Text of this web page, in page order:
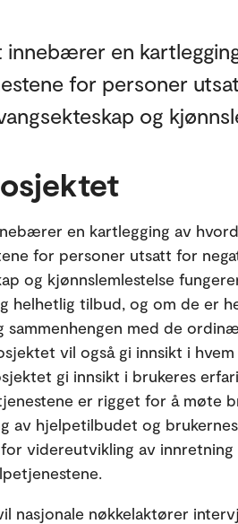
innebærer en
for personer
og
en kartlegging av
for personer utsatt for
og kjønnslemlestelse
helhetlig tilbud, og om de er
sammenhengen med de
vil også gi innsikt i
gi innsikt i brukeres
er rigget for å møte
av hjelpetilbudet og
videreutvikling av innretning
nasjonale nøkkelaktører